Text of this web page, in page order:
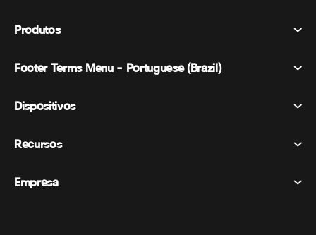
Produtos
Webex Suite
Mensagens
Eventos
Footer Terms Menu - Portuguese (Brazil)
Termos e Condições
Marcas registradas
Dispositivos
Dispositivos de sala
Recursos
Preços
Empresa